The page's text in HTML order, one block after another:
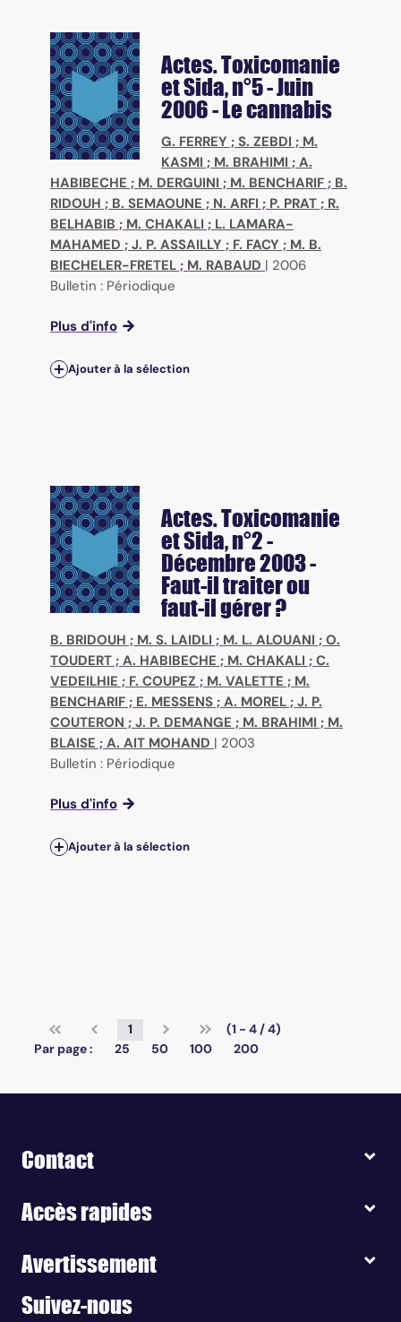
Actes. Toxicomanie
et Sida, n°5 - Juin
2006 - Le cannabis
G. FERREY ; S. ZEBDI ; M.
KASMI ; M. BRAHIMI ; A.
HABIBECHE ; M. DERGUINI ; M. BENCHARIF ; B.
RIDOUH ; B. SEMAOUNE ; N. ARFI ; P. PRAT ; R.
BELHABIB ; M. CHAKALI ; L. LAMARA-
MAHAMED ; J. P. ASSAILLY ; F. FACY ; M. B.
BIECHELER-FRETEL ; M. RABAUD | 2006
Bulletin : Périodique
Plus d'info
Ajouter à la sélection
Actes. Toxicomanie
et Sida, n°2 -
Décembre 2003 -
Faut-il traiter ou
faut-il gérer ?
B. BRIDOUH ; M. S. LAIDLI ; M. L. ALOUANI ; O.
TOUDERT ; A. HABIBECHE ; M. CHAKALI ; C.
VEDEILHIE ; F. COUPEZ ; M. VALETTE ; M.
BENCHARIF ; E. MESSENS ; A. MOREL ; J. P.
COUTERON ; J. P. DEMANGE ; M. BRAHIMI ; M.
BLAISE ; A. AIT MOHAND | 2003
Bulletin : Périodique
Plus d'info
Ajouter à la sélection
1
(1 - 4 / 4)
Par page :
25 50 100 200
Contact
Accès rapides
Avertissement
Suivez-nous